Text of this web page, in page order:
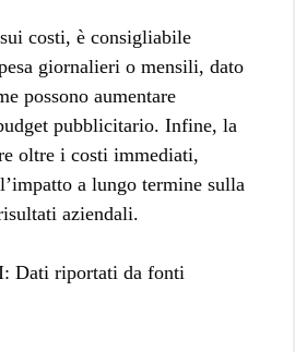
costi, è consigliabile
giornalieri o mensili, dato
possono aumentare
pubblicitario. Infine, la
oltre i costi immediati,
a lungo termine sulla
aziendali.
Dati riportati da fonti